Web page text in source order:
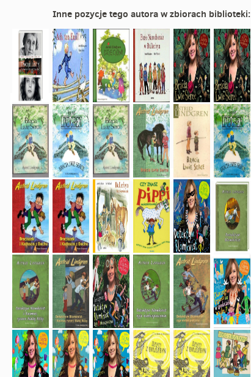
Inne pozycje tego autora w zbiorach biblioteki: